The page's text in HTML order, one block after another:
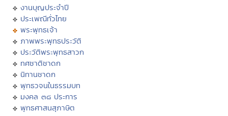
งานบุญประจำปี
ประเพณีทั่วไทย
พระพุทธเจ้า
ภาพพระพุทธประวัติ
ประวัติพระพุทธสาวก
ทศชาติชาดก
นิทานชาดก
พุทธวจนในธรรมบท
มงคล ๓๘ ประการ
พุทธศาสนสุภาษิต